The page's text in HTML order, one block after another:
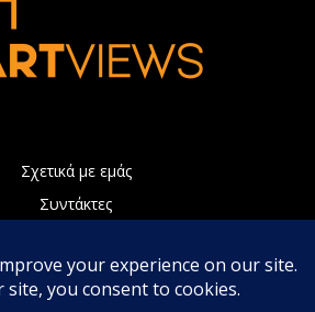
Σχετικά με εμάς
Συντάκτες
Πολιτική Απορρήτου
Επικοινωνία